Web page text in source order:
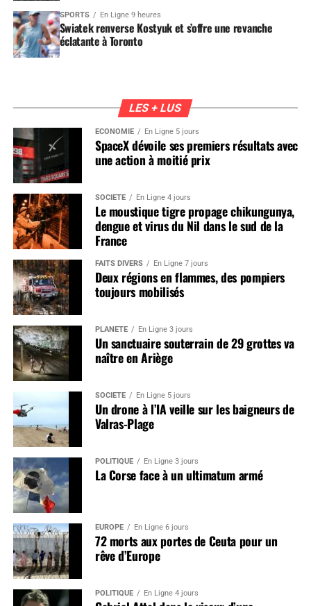
SPORTS En Ligne 9 heures
Swiatek renverse Kostyuk et s’offre une revanche
éclatante à Toronto
LES + LUS
ÉCONOMIE En Ligne 5 jours
SpaceX dévoile ses premiers résultats avec
une action à moitié prix
SOCIÉTÉ En Ligne 4 jours
Le moustique tigre propage chikungunya,
dengue et virus du Nil dans le sud de la
France
FAITS DIVERS En Ligne 7 jours
Deux régions en flammes, des pompiers
toujours mobilisés
PLANÈTE En Ligne 3 jours
Un sanctuaire souterrain de 29 grottes va
naître en Ariège
SOCIÉTÉ En Ligne 5 jours
Un drone à l’IA veille sur les baigneurs de
Valras-Plage
POLITIQUE En Ligne 3 jours
La Corse face à un ultimatum armé
EUROPE En Ligne 6 jours
72 morts aux portes de Ceuta pour un
rêve d’Europe
POLITIQUE En Ligne 4 jours